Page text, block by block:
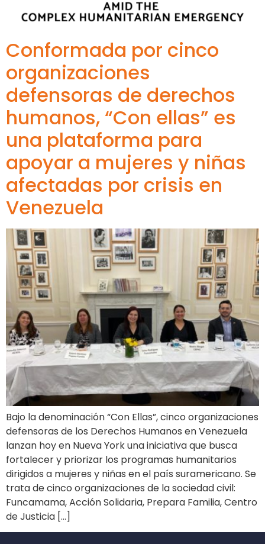
Conformada por cinco
organizaciones
defensoras de derechos
humanos, “Con ellas” es
una plataforma para
apoyar a mujeres y niñas
afectadas por crisis en
Venezuela
Bajo la denominación “Con Ellas”, cinco organizaciones
defensoras de los Derechos Humanos en Venezuela
lanzan hoy en Nueva York una iniciativa que busca
fortalecer y priorizar los programas humanitarios
dirigidos a mujeres y niñas en el país suramericano. Se
trata de cinco organizaciones de la sociedad civil:
Funcamama, Acción Solidaria, Prepara Familia, Centro
de Justicia […]